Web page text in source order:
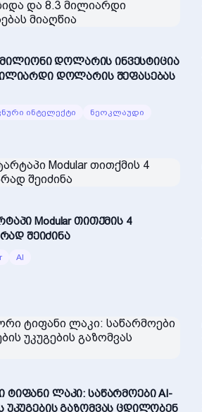
მილიონი დოლარის ინვესტიცია
დოლარის შეფასებას
ინტელექტი ნეოკლაუდი
Modular თითქმის 4
შეიძინა
AI
ტიფანი ლაკი: საწარმოები AI-
უკუგების გაზომვას ცდილობენ